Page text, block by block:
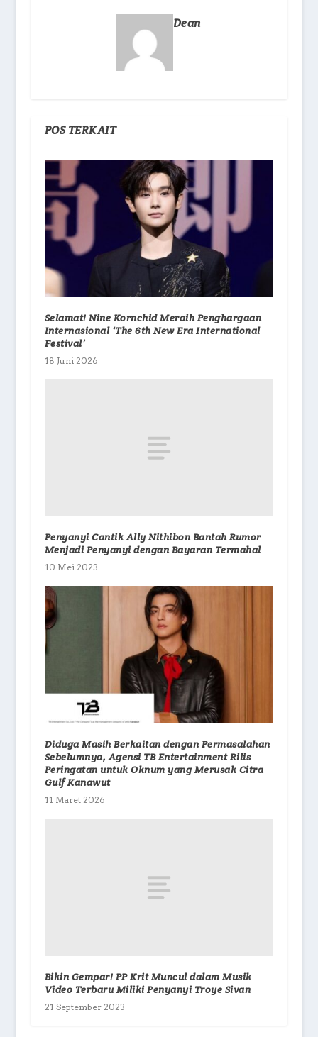
Dean
POS TERKAIT
Selamat! Nine Kornchid Meraih Penghargaan
Internasional ‘The 6th New Era International
Festival’
18 Juni 2026
Penyanyi Cantik Ally Nithibon Bantah Rumor
Menjadi Penyanyi dengan Bayaran Termahal
10 Mei 2023
Diduga Masih Berkaitan dengan Permasalahan
Sebelumnya, Agensi TB Entertainment Rilis
Peringatan untuk Oknum yang Merusak Citra
Gulf Kanawut
11 Maret 2026
Bikin Gempar! PP Krit Muncul dalam Musik
Video Terbaru Miliki Penyanyi Troye Sivan
21 September 2023